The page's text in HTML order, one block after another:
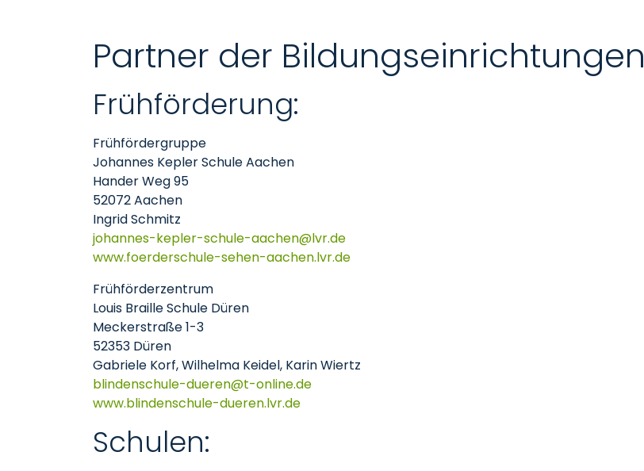
Partner der Bildungseinrichtungen
Frühförderung:
Frühfördergruppe
Johannes Kepler Schule Aachen
Hander Weg 95
52072 Aachen
Ingrid Schmitz
johannes-kepler-schule-aachen
lvrde
www.foerderschule-sehen-aachen.lvr.de
Frühförderzentrum
Louis Braille Schule Düren
Meckerstraße 1-3
52353 Düren
Gabriele Korf, Wilhelma Keidel, Karin Wiertz
blindenschule-dueren
t-onlinede
www.blindenschule-dueren.lvr.de
Schulen: